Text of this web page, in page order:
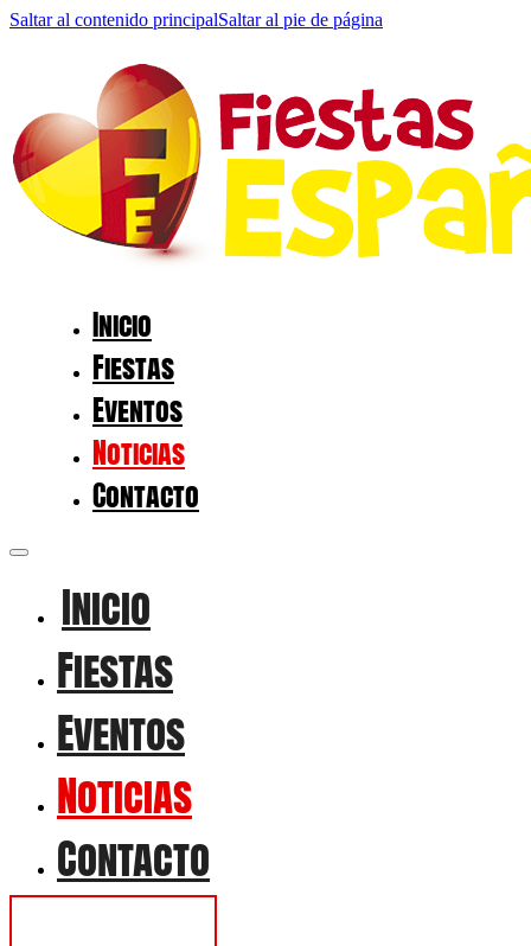
Saltar al contenido principalSaltar al pie de página
Inicio
Fiestas
Eventos
Noticias
Contacto
Inicio
Fiestas
Eventos
Noticias
Contacto